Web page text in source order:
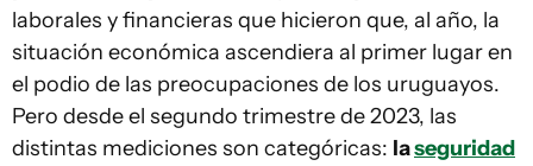
laborales y financieras que hicieron que, al año, la
situación económica ascendiera al primer lugar en
el podio de las preocupaciones de los uruguayos.
Pero desde el segundo trimestre de 2023, las
distintas mediciones son categóricas: laseguridad